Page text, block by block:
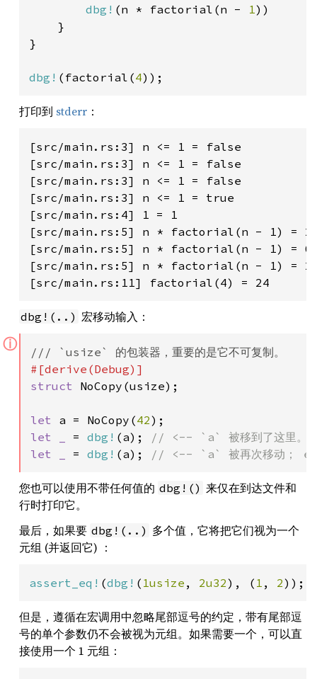
dbg! (n * factorial(n - 1))
    }
}
dbg! (factorial(4));
打印到 stderr ：
[src/main.rs:3] n <= 1 = false
[src/main.rs:3] n <= 1 = false
[src/main.rs:3] n <= 1 = false
[src/main.rs:3] n <= 1 = true
[src/main.rs:4] 1 = 1
[src/main.rs:5] n * factorial(n - 1) = 2
[src/main.rs:5] n * factorial(n - 1) = 6
[src/main.rs:5] n * factorial(n - 1) =
dbg!(..) 宏移动输入：
ⓘ
struct NoCopy(usize);
let a = NoCopy(42
let _ = dbg! (a);
let _ = dbg! (a); // <-- `a` 被再次移动；
您也可以使用不带任何值的 dbg!() 来仅在到达文件和
行时打印它。
最后，如果要 dbg!(..) 多个值，它将把它们视为一个
元组 (并返回它) ：
assert_eq! (dbg! ( 1usize , 2u32), ( 1 , 2));
但是，遵循在宏调用中忽略尾部逗号的约定，带有尾部逗
号的单个参数仍不会被视为元组。如果需要一个，可以直
接使用一个 1 元组：